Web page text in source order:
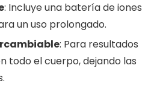
: Incluye una batería de iones
un uso prolongado.
: Para resultados
todo el cuerpo, dejando las